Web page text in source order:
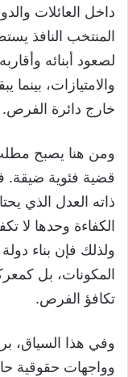
داخل العائلات
المنتخب النافذ
لصعود أبنائه
والامتيازات، بينما
خارج دائرة الفرص.
ومن هنا يصبح مطلب
قضية فئوية ضيقة.
ذاته العدل الذي
الكفاءة وحدها لا
ولذلك فإن بناء
المكونات، بل
تكافؤ الفرص.
وفي هذا السياق،
وواجهات حقوقية